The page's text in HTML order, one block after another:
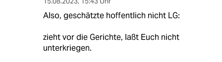
Also, geschätzte hoffentlich nicht LG:
zieht vor die Gerichte, laßt Euch nicht
unterkriegen.